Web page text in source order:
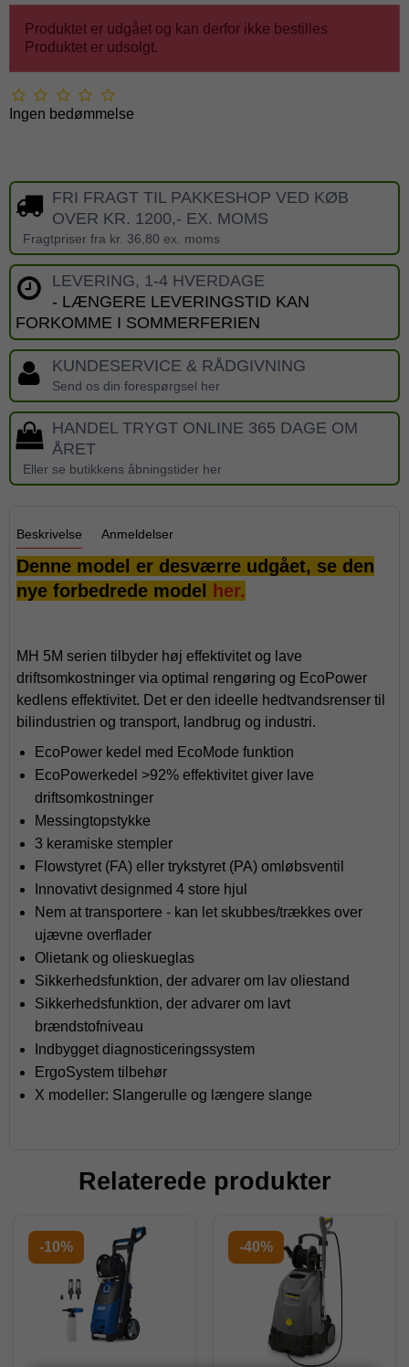
Produktet er udgået og kan derfor ikke bestilles
Produktet er udsolgt.
Ingen bedømmelse
FRI FRAGT TIL PAKKESHOP VED KØB
OVER KR. 1200,- EX. MOMS
Fragtpriser fra kr. 36,80 ex. moms
LEVERING, 1-4 HVERDAGE
- LÆNGERE LEVERINGSTID KAN
FORKOMME I SOMMERFERIEN
KUNDESERVICE & RÅDGIVNING
Send os din forespørgsel her
HANDEL TRYGT ONLINE 365 DAGE OM
ÅRET
Eller se butikkens åbningstider her
Beskrivelse Anmeldelser
Denne model er desværre udgået, se den
nye forbedrede model
her.
MH 5M serien tilbyder høj effektivitet og lave
driftsomkostninger via optimal rengøring og EcoPower
kedlens effektivitet. Det er den ideelle hedtvandsrenser til
bilindustrien og transport, landbrug og industri.
EcoPower kedel med EcoMode funktion
EcoPowerkedel >92% effektivitet giver lave
driftsomkostninger
Messingtopstykke
3 keramiske stempler
Flowstyret (FA) eller trykstyret (PA) omløbsventil
Innovativt designmed 4 store hjul
Nem at transportere - kan let skubbes/trækkes over
ujævne overflader
Olietank og olieskueglas
Sikkerhedsfunktion, der advarer om lav oliestand
Sikkerhedsfunktion, der advarer om lavt
brændstofniveau
Indbygget diagnosticeringssystem
ErgoSystem tilbehør
X modeller: Slangerulle og længere slange
Relaterede produkter
-10% -40%